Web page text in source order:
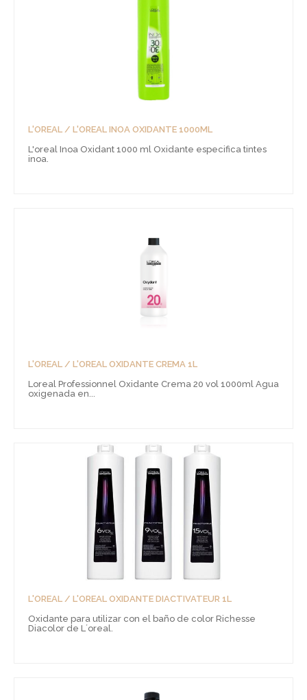
L'OREAL / L'OREAL INOA OXIDANTE 1000ML
L'oreal Inoa Oxidant 1000 ml Oxidante especifica tintes
inoa.
L'OREAL / L'OREAL OXIDANTE CREMA 1L
Loreal Professionnel Oxidante Crema 20 vol 1000ml Agua
oxigenada en...
L'OREAL / L'OREAL OXIDANTE DIACTIVATEUR 1L
Oxidante para utilizar con el baño de color Richesse
Diacolor de L´oreal.